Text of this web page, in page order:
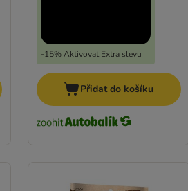
-15% Aktivovat Extra slevu
Přidat do košíku